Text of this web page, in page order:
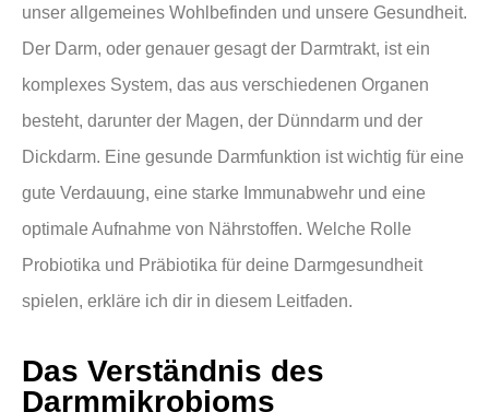
unser allgemeines Wohlbefinden und unsere Gesundheit.
Der Darm, oder genauer gesagt der Darmtrakt, ist ein
komplexes System, das aus verschiedenen Organen
besteht, darunter der Magen, der Dünndarm und der
Dickdarm. Eine gesunde Darmfunktion ist wichtig für eine
gute Verdauung, eine starke Immunabwehr und eine
optimale Aufnahme von Nährstoffen. Welche Rolle
Probiotika und Präbiotika für deine Darmgesundheit
spielen, erkläre ich dir in diesem Leitfaden.
Das Verständnis des
Darmmikrobioms